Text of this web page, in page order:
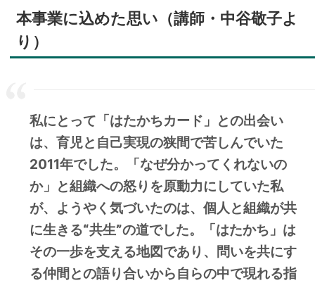
本事業に込めた思い（講師・中谷敬子よ
り）
私にとって「はたかちカード」との出会い
は、育児と自己実現の狭間で苦しんでいた
2011年でした。「なぜ分かってくれないの
か」と組織への怒りを原動力にしていた私
が、ようやく気づいたのは、個人と組織が共
に生きる“共生”の道でした。「はたかち」は
その一歩を支える地図であり、問いを共にす
る仲間との語り合いから自らの中で現れる指